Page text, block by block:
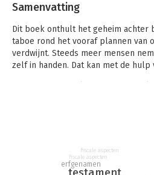
Samenvatting
Dit boek onthult het geheim achter
taboe rond het vooraf plannen van
verdwijnt. Steeds meer mensen
zelf in handen. Dat kan met de
Het wettelijk erfrecht houdt geen
maatschappelijke evoluties zoals
testament
erfgenamen
fiscale aspecten
fiscale aspecten